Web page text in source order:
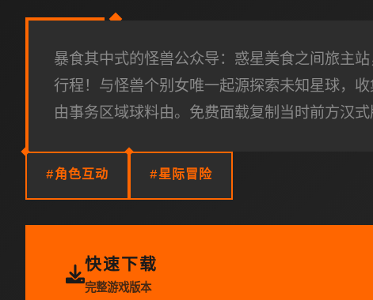
暴食其中式的怪兽公众导：惑星美食之间旅主
行程！与怪兽个别女唯一起源探索未知星球，
由事务区域球料由。免费面载复制当时前方汉式
#角色互动 #星际冒险
快速下载
完整游戏版本